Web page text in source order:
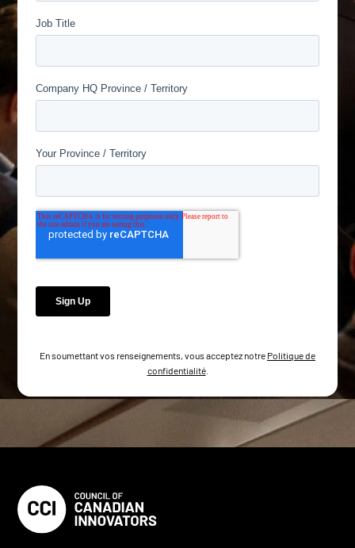
En soumettant vos renseignements, vous acceptez notre Politique de
confidentialité.